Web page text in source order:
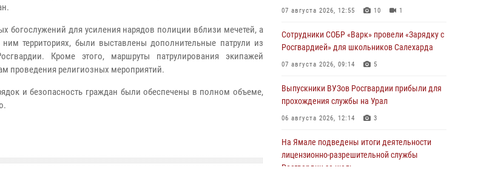
богослужений для усиления нарядов полиции вблизи мечетей, а
территориях, были выставлены дополнительные патрули из
Кроме этого, маршруты патрулирования экипажей
проведения религиозных мероприятий.
и безопасность граждан были обеспечены в полном объеме,
07 августа 2026, 12:55 10 1
Сотрудники СОБР «Варк» провели «Зарядку с
Росгвардией» для школьников Салехарда
07 августа 2026, 09:14 5
Выпускники ВУЗов Росгвардии прибыли для
прохождения службы на Урал
06 августа 2026, 12:14 3
На Ямале подведены итоги деятельности
лицензионно-разрешительной службы
Росгвардии за июль